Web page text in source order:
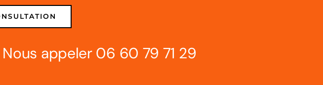
Nous appeler 06 60 79 71 29